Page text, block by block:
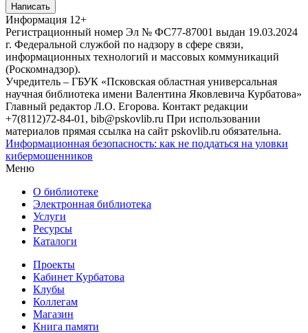
Написать
Информация 12+
Регистрационный номер Эл № ФС77-87001 выдан 19.03.2024
г. Федеральной службой по надзору в сфере связи,
информационных технологий и массовых коммуникаций
(Роскомнадзор).
Учредитель – ГБУК «Псковская областная универсальная
научная библиотека имени Валентина Яковлевича Курбатова»
Главный редактор Л.О. Егорова. Контакт редакции
+7(8112)72-84-01, bib@pskovlib.ru При использовании
материалов прямая ссылка на сайт pskovlib.ru обязательна.
Информационная безопасность: как не поддаться на уловки
кибермошенников
Меню
О библиотеке
Электронная библиотека
Услуги
Ресурсы
Каталоги
Проекты
Кабинет Курбатова
Клубы
Коллегам
Магазин
Книга памяти